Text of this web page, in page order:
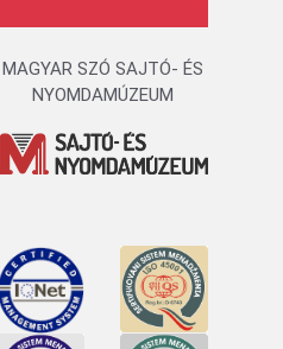
MAGYAR SZÓ SAJTÓ- ÉS
NYOMDAMÚZEUM